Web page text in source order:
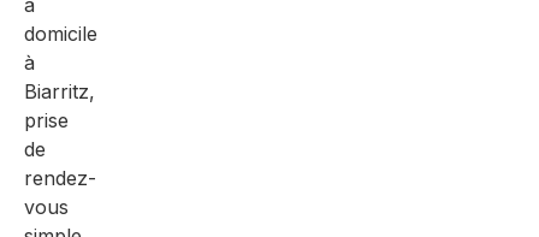
à
domicile
à
Biarritz,
prise
de
rendez-
vous